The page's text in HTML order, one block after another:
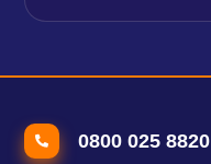
0800 025 8820